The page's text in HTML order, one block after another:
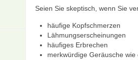
Seien Sie skeptisch, wenn Sie
häufige Kopfschmerzen
Lähmungserscheinungen
häufiges Erbrechen
merkwürdige Geräusche